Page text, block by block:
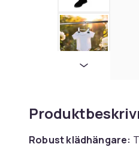
Robust klädhängare: